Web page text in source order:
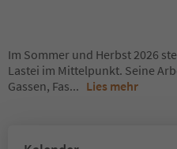
Im Sommer und Herbst 2026
Lastei im Mittelpunkt. Seine
Gassen, Fas... Lies mehr